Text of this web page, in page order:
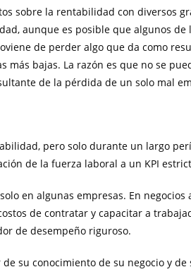
sobre la rentabilidad con diversos
aunque es posible que algunos de
de perder algo que da como
bajas. La razón es que no se
de la pérdida de un solo mal
pero solo durante un largo
de la fuerza laboral a un KPI
en algunas empresas. En negocios
de contratar y capacitar a
de desempeño riguroso.
su conocimiento de su negocio y